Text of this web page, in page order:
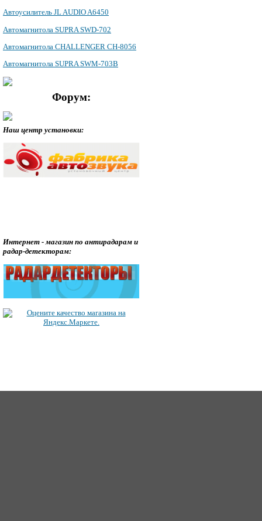
Автоусилитель JL AUDIO A6450
Автомагнитола SUPRA SWD-702
Автомагнитола CHALLENGER CH-8056
Автомагнитола SUPRA SWM-703B
Форум:
Наш центр установки:
Интернет - магазин по антирадарам и
радар-детекторам: